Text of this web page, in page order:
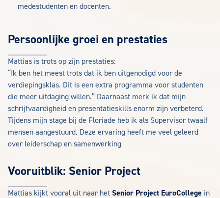
medestudenten en docenten.
Persoonlijke groei en prestaties
Mattias is trots op zijn prestaties:
“Ik ben het meest trots dat ik ben uitgenodigd voor de
verdiepingsklas. Dit is een extra programma voor studenten
die meer uitdaging willen.” Daarnaast merk ik dat mijn
schrijfvaardigheid en presentatieskills enorm zijn verbeterd.
Tijdens mijn stage bij de Floriade heb ik als Supervisor twaalf
mensen aangestuurd. Deze ervaring heeft me veel geleerd
over leiderschap en samenwerking
Vooruitblik: Senior Project
Mattias kijkt vooral uit naar het Senior Project EuroCollege in